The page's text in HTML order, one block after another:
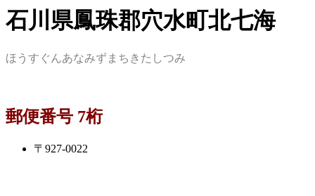
石川県鳳珠郡穴水町北七海
ほうすぐんあなみずまちきたしつみ
郵便番号 7桁
〒927-0022